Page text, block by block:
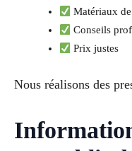
Matériaux
Conseils
Prix justes
Nous réalisons des